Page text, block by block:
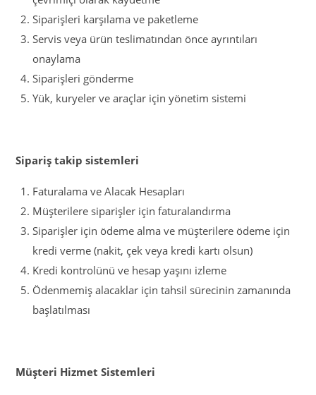
Siparişleri karşılama ve paketleme
Servis veya ürün teslimatından önce ayrıntıları
onaylama
Siparişleri gönderme
Yük, kuryeler ve araçlar için yönetim sistemi
Sipariş takip sistemleri
Faturalama ve Alacak Hesapları
Müşterilere siparişler için faturalandırma
Siparişler için ödeme alma ve müşterilere ödeme için
kredi verme (nakit, çek veya kredi kartı olsun)
Kredi kontrolünü ve hesap yaşını izleme
Ödenmemiş alacaklar için tahsil sürecinin zamanında
başlatılması
Müşteri Hizmet Sistemleri